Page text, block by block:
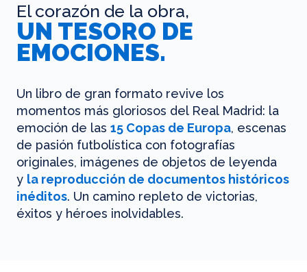
El corazón de la obra,
UN TESORO DE
EMOCIONES.
Un libro de gran formato revive los
momentos más gloriosos del Real Madrid: la
emoción de las 15 Copas de Europa, escenas
de pasión futbolística con fotografías
originales, imágenes de objetos de leyenda
y la reproducción de documentos históricos
inéditos. Un camino repleto de victorias,
éxitos y héroes inolvidables.